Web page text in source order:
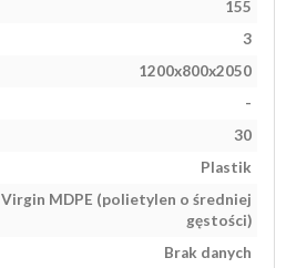
155
3
1200x800x2050
-
30
Plastik
Virgin MDPE (polietylen o średniej
gęstości)
Brak danych